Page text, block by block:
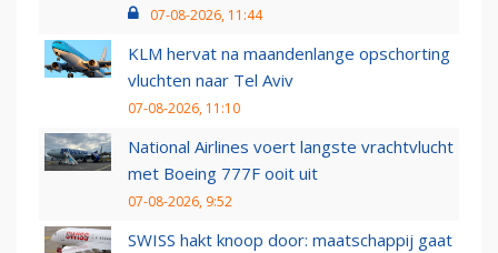
07-08-2026, 11:44
KLM hervat na maandenlange opschorting
vluchten naar Tel Aviv
07-08-2026, 11:10
National Airlines voert langste vrachtvlucht
met Boeing 777F ooit uit
07-08-2026, 9:52
SWISS hakt knoop door: maatschappij gaat